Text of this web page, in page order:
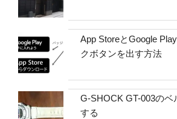
App StoreとGoogle
クボタンを出す方法
G-SHOCK GT-003のベ
する